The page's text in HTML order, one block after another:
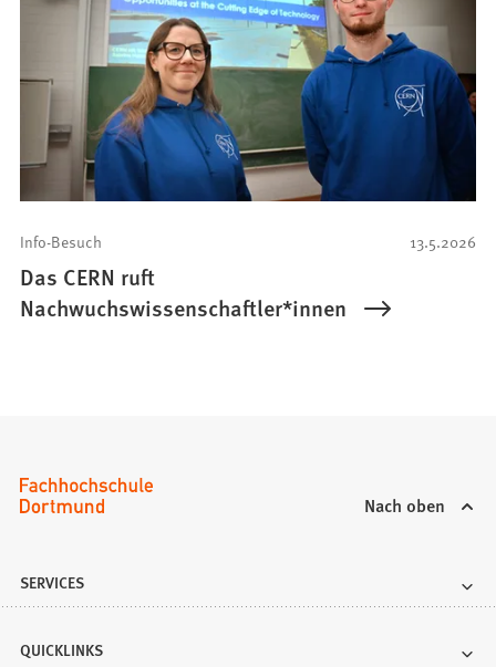
13.5.2026
Info-Besuch
Das CERN ruft
Nachwuchswissenschaftler*innen
Nach oben
SERVICES
QUICKLINKS